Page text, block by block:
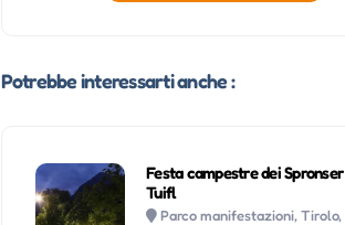
Potrebbe interessarti anche :
Festa campestre dei Spronser
Tuifl
Parco manifestazioni, Tirolo,